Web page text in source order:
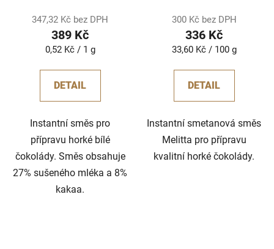
347,32 Kč bez DPH
389 Kč
Měrná
0,52 Kč / 1 g
DETAIL
Instantní směs pro
přípravu horké bílé
čokolády. Směs obsahuje
27% sušeného mléka a 8%
kakaa.
300 Kč bez DPH
336 Kč
Měrná
33,60 Kč / 100 g
DETAIL
Instantní smetanová směs
Melitta pro přípravu
kvalitní horké čokolády.